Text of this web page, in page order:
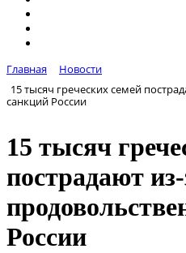
Главная
Новости
15 тысяч греческих семей
санкций России
15 тысяч
пострадают
России